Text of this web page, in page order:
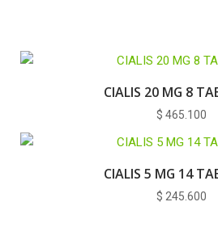
CIALIS 20 MG 8
$ 465.100
CIALIS 5 MG 14
$ 245.600